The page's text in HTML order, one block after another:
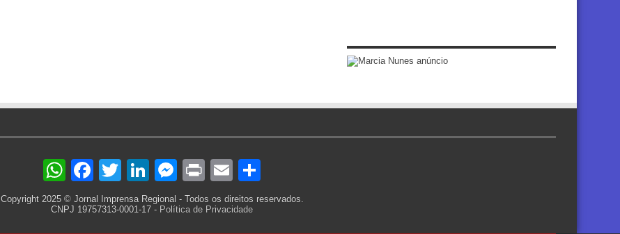
WhatsApp
Facebook
TwitterLinkedIn
Messenger
PrintEmail
Copyright 2025 © Jornal Imprensa Regional - Todos os direitos reservados.
CNPJ 19757313-0001-17 - Política de Privacidade